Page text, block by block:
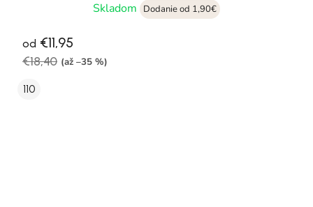
Skladom
Dodanie od 1,90€
od €11,95
€18,40 (až –35 %)
110